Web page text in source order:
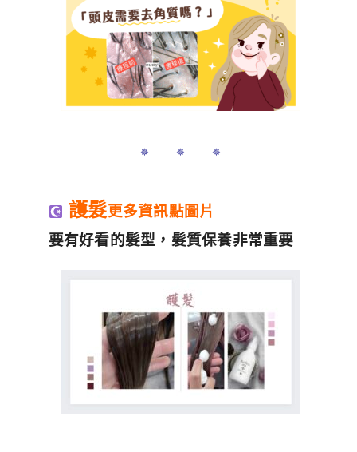
✵ ✵ ✵
護髮更多資訊點圖片
要有好看的髮型，髮質保養非常重要